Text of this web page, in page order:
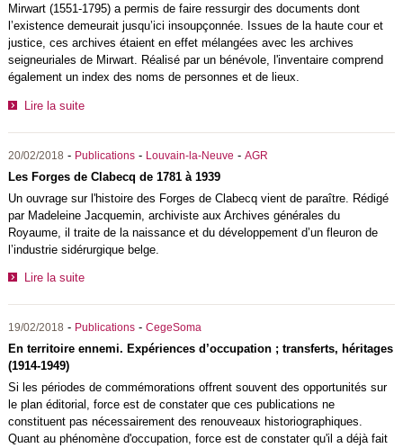
Mirwart (1551-1795) a permis de faire ressurgir des documents dont
l’existence demeurait jusqu’ici insoupçonnée. Issues de la haute cour et
justice, ces archives étaient en effet mélangées avec les archives
seigneuriales de Mirwart. Réalisé par un bénévole, l'inventaire comprend
également un index des noms de personnes et de lieux.
Lire la suite
20/02/2018 - Publications- Louvain-la-Neuve - AGR
Les Forges de Clabecq de 1781 à 1939
Un ouvrage sur l'histoire des Forges de Clabecq vient de paraître. Rédigé
par Madeleine Jacquemin, archiviste aux Archives générales du
Royaume, il traite de la naissance et du développement d’un fleuron de
l’industrie sidérurgique belge.
Lire la suite
19/02/2018 - Publications- CegeSoma
En territoire ennemi. Expériences d’occupation ; transferts, héritages
(1914-1949)
Si les périodes de commémorations offrent souvent des opportunités sur
le plan éditorial, force est de constater que ces publications ne
constituent pas nécessairement des renouveaux historiographiques.
Quant au phénomène d'occupation, force est de constater qu'il a déjà fait